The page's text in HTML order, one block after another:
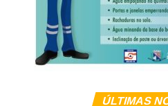
Veja Mais: Operação na
casa de servidores de
ÚLTIMAS